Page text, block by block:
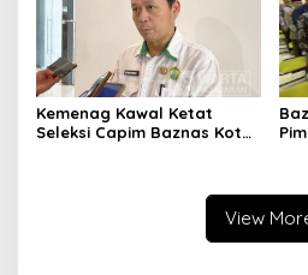
Kemenag Kawal Ketat
Seleksi Capim Baznas Kota
View